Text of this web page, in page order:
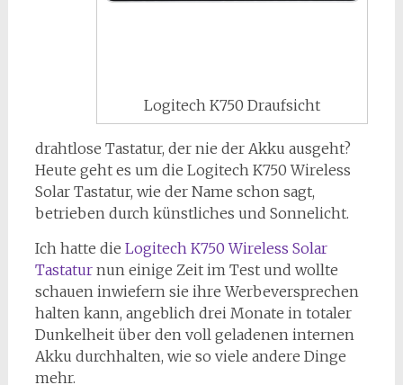
Logitech K750 Draufsicht
drahtlose Tastatur, der nie der Akku ausgeht?
Heute geht es um die Logitech K750 Wireless
Solar Tastatur, wie der Name schon sagt,
betrieben durch künstliches und Sonnelicht.
Ich hatte die Logitech K750 Wireless Solar
Tastaturnun einige Zeit im Test und wollte
schauen inwiefern sie ihre Werbeversprechen
halten kann, angeblich drei Monate in totaler
Dunkelheit über den voll geladenen internen
Akku durchhalten, wie so viele andere Dinge
mehr.